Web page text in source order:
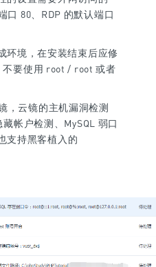
口 80、RDP 的默认端口
环境，在安装结束后应修
不要使用 root / root 或者
，云镜的主机漏洞检测
帐户检测、MySQL 弱口
支持黑客植入的